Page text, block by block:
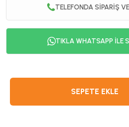
TELEFONDA SİPARİŞ
TIKLA WHATSAPP İLE
SEPETE EKLE